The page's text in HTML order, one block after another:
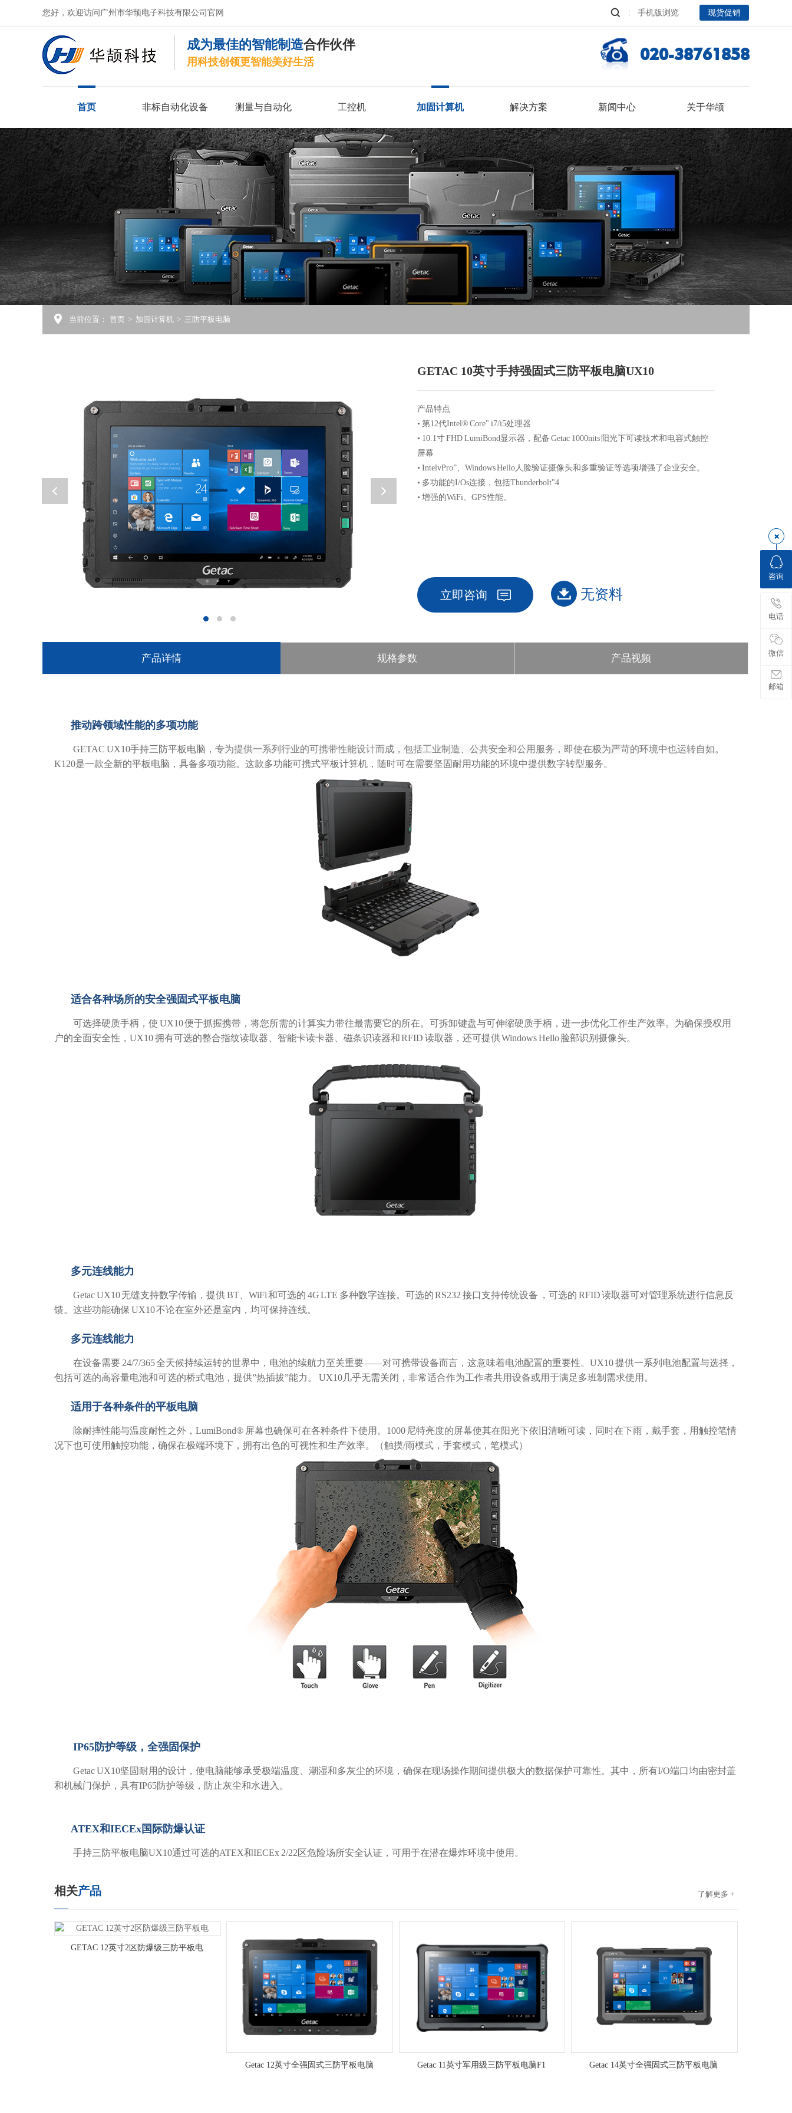
您好，欢迎访问广州市华颉电子科技有限公司官网 现货促销
手机版浏览
成为最佳的智能制造合作伙伴
用科技创领更智能美好生活 020-38761858
首页 非标自动化设备 测量与自动化 工控机 加固计算机 解决方案 新闻中心 关于华颉
当前位置： 首页 > 加固计算机 > 三防平板电脑
GETAC 10英寸手持强固式三防平板电脑UX10
产品特点
• 第12代Intel® Core" i7/i5处理器
• 10.1寸 FHD LumiBond显示器，配备 Getac 1000nits 阳光下可读技术和电容式触控
屏幕
• IntelvPro”、Windows Hello人脸验证摄像头和多重验证等选项增强了企业安全。
• 多功能的I/Os连接，包括Thunderbolt"4
• 增强的WiFi、GPS性能。
立即咨询 无资料
产品详情 规格参数 产品视频
推动跨领域性能的多项功能
GETAC UX10手持三防平板电脑， 专为提供一系列行业的可携带性能设计而成，包括工业制造、公共安全和公用服务，即使在极为严苛的环境中也运转自如。
K120是一款全新的平板电脑，具备多项功能。这款多功能可携式平板计算机，随时可在需要坚固耐用功能的环境中提供数字转型服务。
适合各种场所的安全强固式平板电脑
可选择硬质手柄，使 UX10 便于抓握携带，将您所需的计算实力带往最需要它的所在。可拆卸键盘与可伸缩硬质手柄，进一步优化工作生产效率。为确保授权用
户的全面安全性，UX10 拥有可选的整合指纹读取器、智能卡读卡器、磁条识读器和 RFID 读取器，还可提供 Windows Hello 脸部识别摄像头。
多元连线能力
Getac UX10 无缝支持数字传输，提供 BT、WiFi 和可选的 4G LTE 多种数字连接。可选的 RS232 接口支持传统设备 ，可选的 RFID 读取器可对管理系统进行信息反
馈。这些功能确保 UX10 不论在室外还是室内，均可保持连线。
多元连线能力
在设备需要 24/7/365 全天候持续运转的世界中，电池的续航力至关重要——对可携带设备而言，这意味着电池配置的重要性。UX10 提供一系列电池配置与选择，
包括可选的高容量电池和可选的桥式电池，提供”热插拔”能力。 UX10几乎无需关闭，非常适合作为工作者共用设备或用于满足多班制需求使用。
适用于各种条件的平板电脑
除耐摔性能与温度耐性之外，LumiBond® 屏幕也确保可在各种条件下使用。1000 尼特亮度的屏幕使其在阳光下依旧清晰可读，同时在下雨，戴手套，用触控笔情
况下也可使用触控功能，确保在极端环境下，拥有出色的可视性和生产效率。（触摸/雨模式，手套模式，笔模式）
IP65防护等级，全强固保护
GetacUX10坚固耐用的设计，使电脑能够承受极端温度、潮湿和多灰尘的环境，确保在现场操作期间提供极大的数据保护可靠性。其中，所有I/O端口均由密封盖
和机械门保护，具有IP65防护等级，防止灰尘和水进入。
ATEX和IECEx国际防爆认证
手持三防平板电脑UX10通过可选的ATEX和IECEx 2/22区危险场所安全认证，可用于在潜在爆炸环境中使用。
相关产品 了解更多 +
GETAC 12英寸2区防爆级三防平板电
Getac 12英寸全强固式三防平板电脑 Getac 11英寸军用级三防平板电脑F1 Getac 14英寸全强固式三防平板电脑
咨询
电话
微信
邮箱